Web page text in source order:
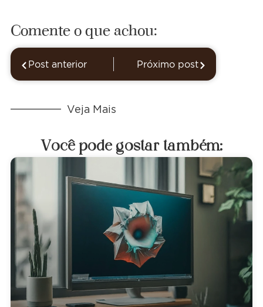
Comente o que achou:
Post anterior Próximo post
Veja Mais
Você pode gostar também: